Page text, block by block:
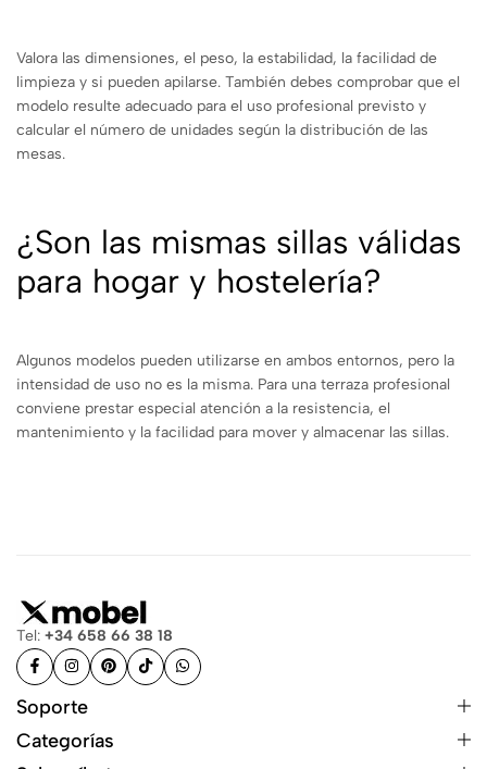
Valora las dimensiones, el peso, la estabilidad, la facilidad de
limpieza y si pueden apilarse. También debes comprobar que el
modelo resulte adecuado para el uso profesional previsto y
calcular el número de unidades según la distribución de las
mesas.
¿Son las mismas sillas válidas
para hogar y hostelería?
Algunos modelos pueden utilizarse en ambos entornos, pero la
intensidad de uso no es la misma. Para una terraza profesional
conviene prestar especial atención a la resistencia, el
mantenimiento y la facilidad para mover y almacenar las sillas.
Tel: +34 658 66 38 18
Soporte
Categorías